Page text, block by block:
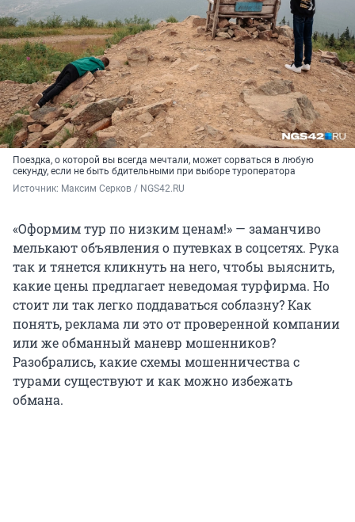
Поездка, о которой вы всегда мечтали, может сорваться в любую
секунду, если не быть бдительными при выборе туроператора
Источник: Максим Серков / NGS42.RU
«Оформим тур по низким ценам!» — заманчиво
мелькают объявления о путевках в соцсетях. Рука
так и тянется кликнуть на него, чтобы выяснить,
какие цены предлагает неведомая турфирма. Но
стоит ли так легко поддаваться соблазну? Как
понять, реклама ли это от проверенной компании
или же обманный маневр мошенников?
Разобрались, какие схемы мошенничества с
турами существуют и как можно избежать
обмана.